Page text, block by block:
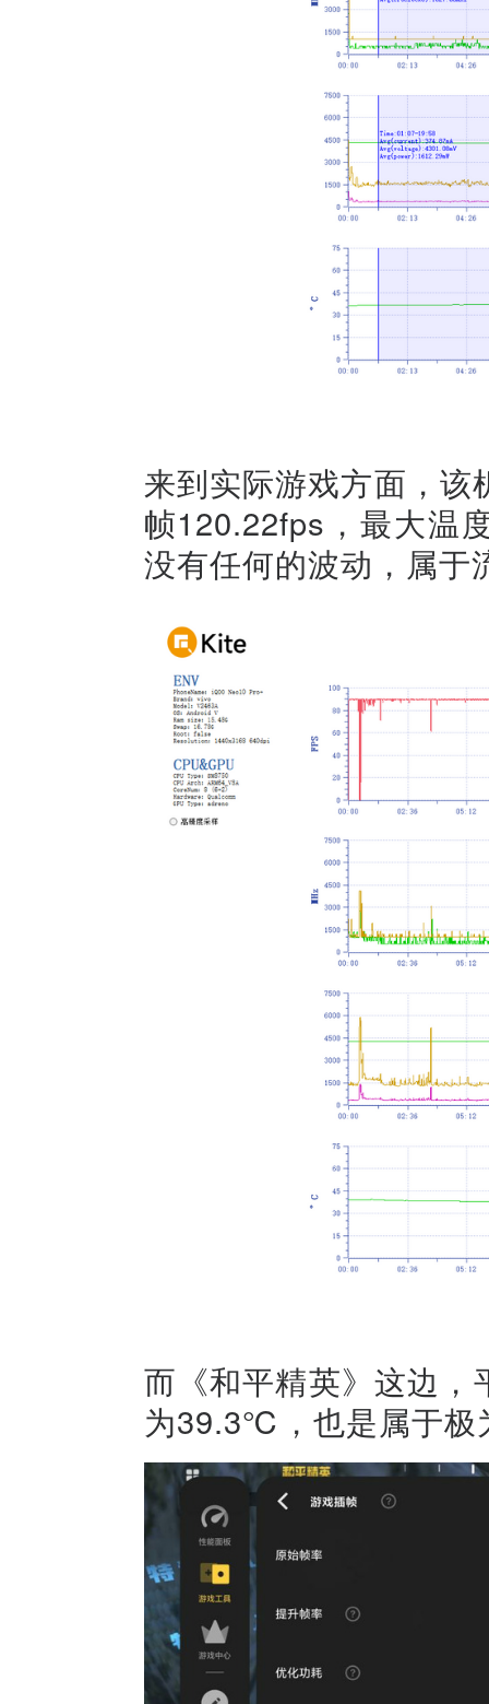
来到实际游戏方面，
帧120.22fps，最大温
没有任何的波动，属于
而《和平精英》这边
为39.3℃，也是属于极